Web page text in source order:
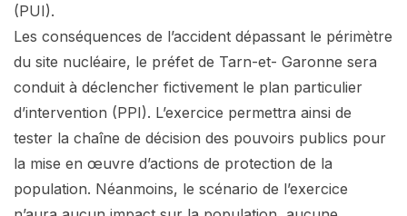
(PUI).
Les conséquences de l’accident dépassant le périmètre
du site nucléaire, le préfet de Tarn-et- Garonne sera
conduit à déclencher fictivement le plan particulier
d’intervention (PPI). L’exercice permettra ainsi de
tester la chaîne de décision des pouvoirs publics pour
la mise en œuvre d’actions de protection de la
population. Néanmoins, le scénario de l’exercice